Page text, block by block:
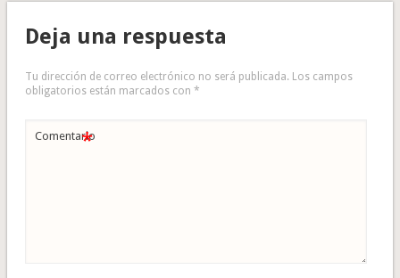
Deja una respuesta
Tu dirección de correo electrónico no será publicada. Los campos
obligatorios están marcados con *
Comentario
*